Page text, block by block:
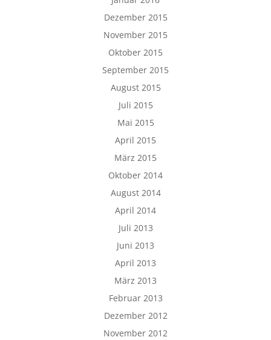
Dezember 2015
November 2015
Oktober 2015
September 2015
August 2015
Juli 2015
Mai 2015
April 2015
März 2015
Oktober 2014
August 2014
April 2014
Juli 2013
Juni 2013
April 2013
März 2013
Februar 2013
Dezember 2012
November 2012